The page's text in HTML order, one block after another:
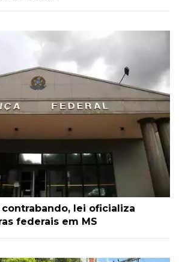
lei oficializa
federais em MS